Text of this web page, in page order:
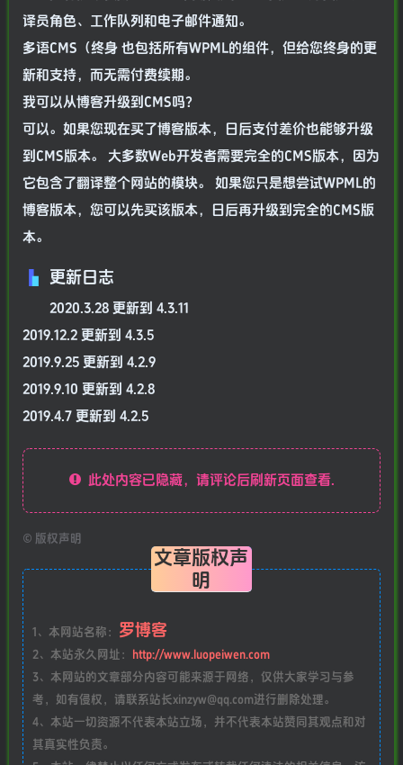
译员角色、工作队列和电子邮件通知。
多语CMS（终身 也包括所有WPML的组件，但给您终身的更
新和支持，而无需付费续期。
我可以从博客升级到CMS吗？
可以。如果您现在买了博客版本，日后支付差价也能够升级
到CMS版本。 大多数Web开发者需要完全的CMS版本，因为
它包含了翻译整个网站的模块。 如果您只是想尝试WPML的
博客版本，您可以先买该版本，日后再升级到完全的CMS版
本。
更新日志
2020.3.28 更新到 4.3.11
2019.12.2 更新到 4.3.5
2019.9.25 更新到 4.2.9
2019.9.10 更新到 4.2.8
2019.4.7 更新到 4.2.5
此处内容已隐藏，请评论后刷新页面查看.
© 版权声明
文章版权声
明
1、本网站名称： 罗博客
2、本站永久网址：
http://www.luopeiwen.com
3、本网站的文章部分内容可能来源于网络，仅供大家学习与参
考，如有侵权，请联系站长xinzyw@qq.com进行删除处理。
4、本站一切资源不代表本站立场，并不代表本站赞同其观点和对
其真实性负责。